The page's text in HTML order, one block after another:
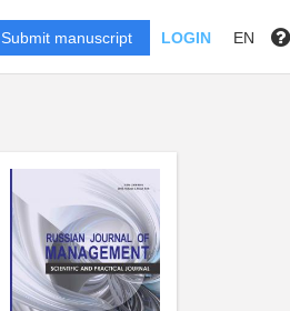
Submit manuscript LOGIN EN